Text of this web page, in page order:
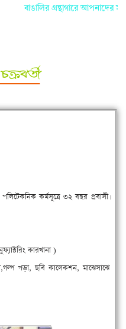
বাঙালির গ্রন্থাগারে আপনাদের সকলকে
কর্মসূত্রে ৩২ বছর প্রবাসী।
কারখানা )
পড়া, ছবি কালেকশন, মাঝেসাঝে